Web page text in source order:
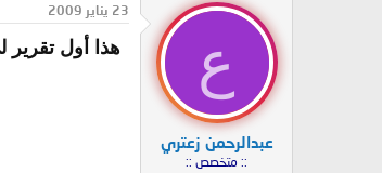
ئ
ا
ل
م
و
و
ع
عبدالرحمن زعتري
:: متخصص ::
23 يناير 2009
هذا أول تقرير